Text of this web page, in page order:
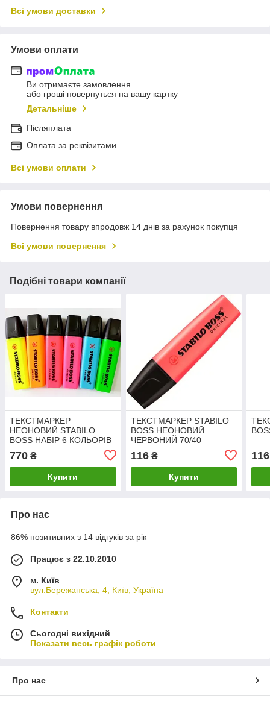
Всі умови доставки
Умови оплати
Ви отримаєте замовлення
або гроші повернуться на вашу картку
Детальніше
Післяплата
Оплата за реквізитами
Всі умови оплати
Умови повернення
Повернення товару впродовж 14 днів за рахунок покупця
Всі умови повернення
Подібні товари компанії
ТЕКСТМАРКЕР
НЕОНОВИЙ STABILO
BOSS НАБІР 6 КОЛЬОРІВ
770 ₴
Купити
ТЕКСТМАРКЕР STABILO
BOSS НЕОНОВИЙ
ЧЕРВОНИЙ 70/40
116₴
Купити
116
Про нас
86% позитивних з 14 відгуків за рік
Працює з 22.10.2010
м. Київ
вул.Бережанська, 4, Київ, Україна
Контакти
Сьогодні вихідний
Показати весь графік роботи
Про нас